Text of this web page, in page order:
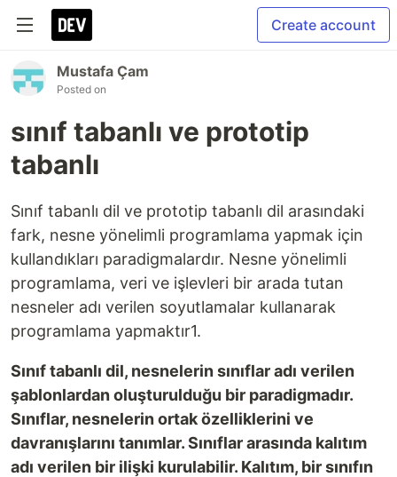
Create account
Mustafa Çam
Posted on
sınıf tabanlı ve prototip
tabanlı
Sınıf tabanlı dil ve prototip tabanlı dil arasındaki
fark, nesne yönelimli programlama yapmak için
kullandıkları paradigmalardır. Nesne yönelimli
programlama, veri ve işlevleri bir arada tutan
nesneler adı verilen soyutlamalar kullanarak
programlama yapmaktır1.
Sınıf tabanlı dil, nesnelerin sınıflar adı verilen
şablonlardan oluşturulduğu bir paradigmadır.
Sınıflar, nesnelerin ortak özelliklerini ve
davranışlarını tanımlar. Sınıflar arasında kalıtım
adı verilen bir ilişki kurulabilir. Kalıtım, bir sınıfın